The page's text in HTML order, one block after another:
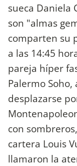
sueca Daniela
son "almas
comparten su
a las 14:45
pareja híper
Palermo
desplazarse
con
cartera Louis
llamaron la